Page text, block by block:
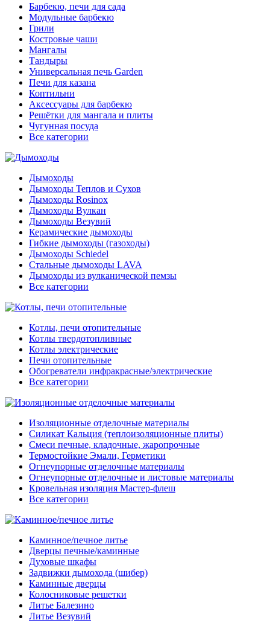
Барбекю, печи для сада
Модульные барбекю
Грили
Костровые чаши
Мангалы
Тандыры
Универсальная печь Garden
Печи для казана
Коптильни
Аксессуары для барбекю
Решётки для мангала и плиты
Чугунная посуда
Все категории
Дымоходы
Дымоходы Теплов и Сухов
Дымоходы Rosinox
Дымоходы Вулкан
Дымоходы Везувий
Керамические дымоходы
Гибкие дымоходы (газоходы)
Дымоходы Schiedel
Стальные дымоходы LAVA
Дымоходы из вулканической пемзы
Все категории
Котлы, печи отопительные
Котлы твердотопливные
Котлы электрические
Печи отопительные
Обогреватели инфракрасные/электрические
Все категории
Изоляционные отделочные материалы
Силикат Кальция (теплоизоляционные плиты)
Смеси печные, кладочные, жаропрочные
Термостойкие Эмали, Герметики
Огнеупорные отделочные материалы
Огнеупорные отделочные и листовые материалы
Кровельная изоляция Мастер-флеш
Все категории
Каминное/печное литье
Дверцы печные/каминные
Духовые шкафы
Задвижки дымохода (шибер)
Каминные дверцы
Колосниковые решетки
Литье Балезино
Литье Везувий